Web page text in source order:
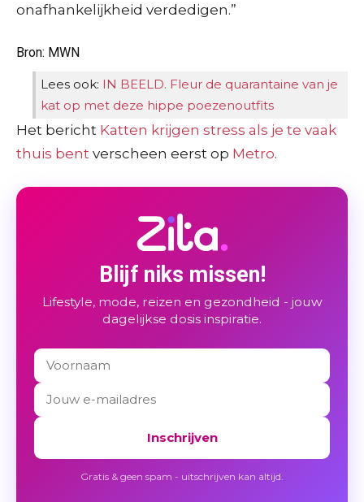
onafhankelijkheid verdedigen.”
Bron: MWN
Lees ook: IN BEELD. Fleur de quarantaine van je
kat op met deze hippe poezenoutfits
Het bericht Katten krijgen stress als je te vaak
thuis bent verscheen eerst op Metro.
Blijf niks missen!
Lifestyle, mode, reizen en gezondheid - jouw
dagelijkse dosis inspiratie.
Inschrijven
Gratis & geen spam - uitschrijven kan altijd.